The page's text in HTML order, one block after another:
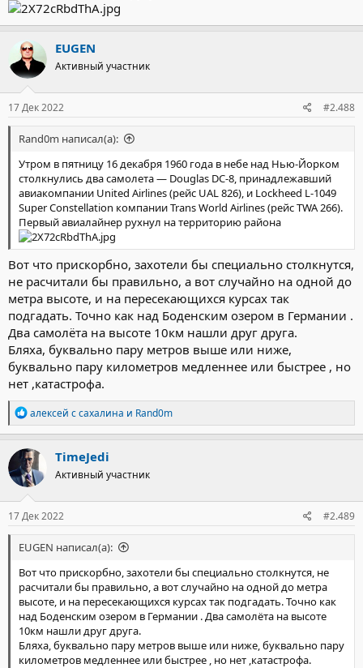
EUGEN
Активный участник
17 Дек 2022 #2.488
Rand0m написал(а):
Утром в пятницу 16 декабря 1960 года в небе над Нью-Йорком
столкнулись два самолета — Douglas DC-8, принадлежавший
авиакомпании United Airlines (рейс UAL 826), и Lockheed L-1049
Super Constellation компании Trans World Airlines (рейс TWA 266).
Первый авиалайнер рухнул на территорию района
Вот что прискорбно, захотели бы специально столкнутся,
не расчитали бы правильно, а вот случайно на одной до
метра высоте, и на пересекающихся курсах так
подгадать. Точно как над Боденским озером в Германии .
Два самолёта на высоте 10км нашли друг друга.
Бляха, буквально пару метров выше или ниже,
буквально пару километров медленнее или быстрее , но
нет ,катастрофа.
Р
е
а
к
ц
и
и
:
алексей с сахалина и Rand0m
TimeJedi
Активный участник
17 Дек 2022 #2.489
EUGEN написал(а):
Вот что прискорбно, захотели бы специально столкнутся, не
расчитали бы правильно, а вот случайно на одной до метра
высоте, и на пересекающихся курсах так подгадать. Точно как
над Боденским озером в Германии . Два самолёта на высоте
10км нашли друг друга.
Бляха, буквально пару метров выше или ниже, буквально пару
километров медленнее или быстрее , но нет ,катастрофа.